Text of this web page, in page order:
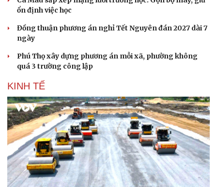
ổn định việc học
Đồng thuận phương án nghỉ Tết Nguyên đán 2027 dài 7
ngày
Phú Thọ xây dựng phương án mỗi xã, phường không
quá 3 trường công lập
KINH TẾ